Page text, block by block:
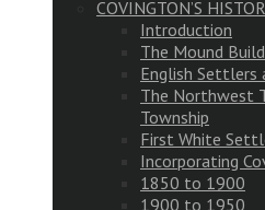
COVINGTON’S
Introduction
The Mound
English Settlers
The Northwest
Township
First White
Incorporating
1850 to 1900
1900 to 1950